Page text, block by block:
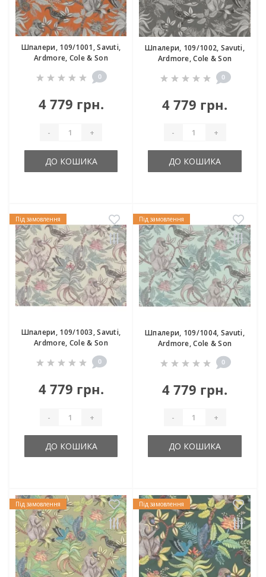
Шпалери, 109/1001, Savuti,
Ardmore, Cole & Son
0
4 779 грн.
- +
ДО КОШИКА
Шпалери, 109/1002, Savuti,
Ardmore, Cole & Son
0
4 779 грн.
- +
ДО КОШИКА
Під замовлення
Шпалери, 109/1003, Savuti,
Ardmore, Cole & Son
0
4 779 грн.
- +
ДО КОШИКА
Під замовлення
Шпалери, 109/1004, Savuti,
Ardmore, Cole & Son
0
4 779 грн.
- +
ДО КОШИКА
Під замовлення Під замовлення